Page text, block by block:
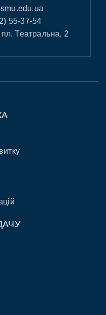
55-37-54
Театральна, 2